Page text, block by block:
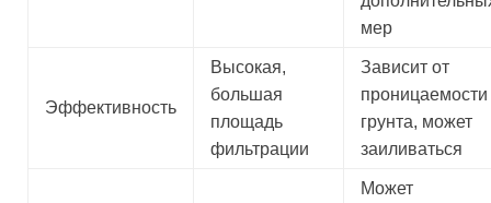
мер
Эффективность
Высокая,
большая
площадь
фильтрации
Зависит от
проницаемости
грунта, может
заиливаться
Может